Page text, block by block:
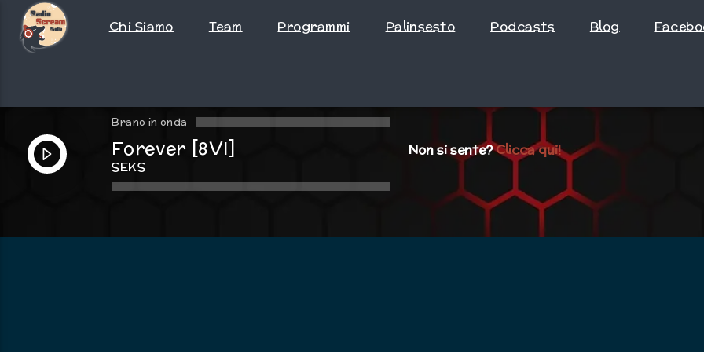
Chi Siamo Team Programmi Palinsesto Podcasts Blog
Brano in onda
Forever [8VI]
SEKS
Non si sente?Clicca qui!